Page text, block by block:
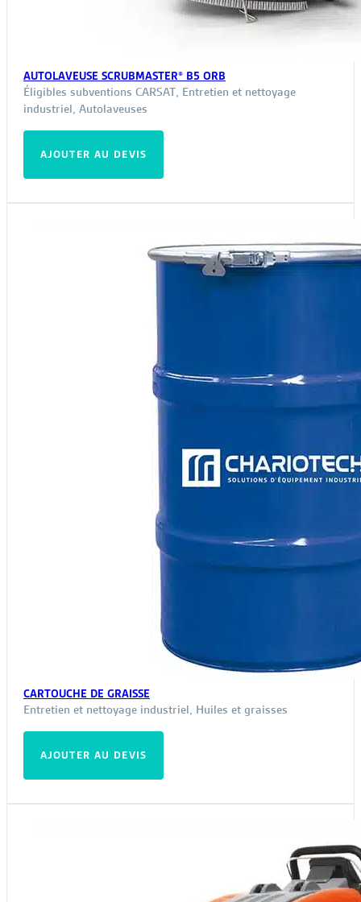
AUTOLAVEUSE SCRUBMASTER® B5 ORB
Éligibles subventions CARSAT, Entretien et nettoyage
industriel, Autolaveuses
AJOUTER AU DEVIS
CARTOUCHE DE GRAISSE
Entretien et nettoyage industriel, Huiles et graisses
AJOUTER AU DEVIS